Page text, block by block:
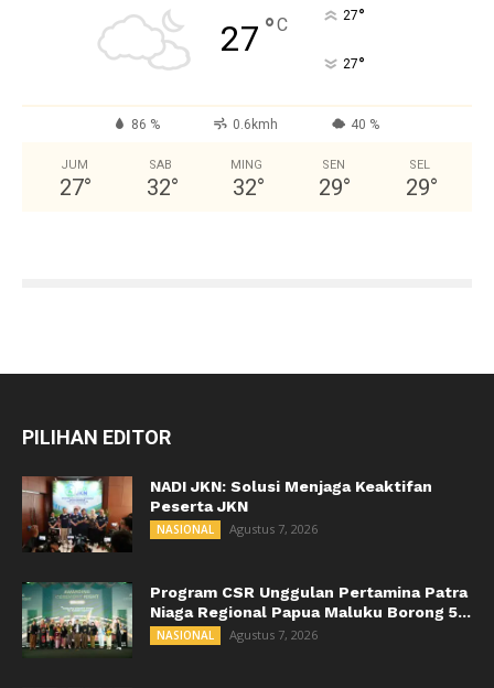
27 °C 27°
27°
86 % 0.6kmh 40 %
JUM
27°
SAB
32°
MING
32°
SEN
29°
SEL
29°
PILIHAN EDITOR
NADI JKN: Solusi Menjaga Keaktifan
Peserta JKN
NASIONAL Agustus 7, 2026
Program CSR Unggulan Pertamina Patra
Niaga Regional Papua Maluku Borong 5...
NASIONAL Agustus 7, 2026